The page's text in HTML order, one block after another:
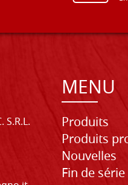
S.R.L.
MENU
Produits
Produits
Nouvelles
Fin de série